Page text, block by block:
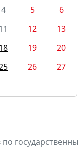
4 5
6
12
13
19
20
26
27
по